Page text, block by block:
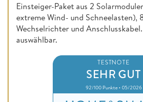
Einsteiger-Paket aus 2
extreme Wind- und Schneelasten),
Wechselrichter und
auswählbar.
TESTNOTE
SEHR GUT
92/100 Punkte • 05/2026